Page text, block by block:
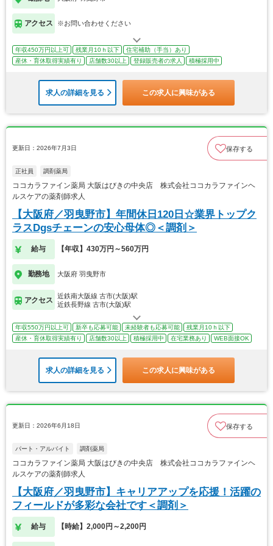
アクセス ※お問い合わせください
年収450万円以上可 残業月10ｈ以下
住宅補助（手当）あり
産休・育休取得実績有り
店舗数30以上 登録販売者の求人 積極採用中
求人の詳細を見る この求人に興味がある
更新日：2026年7月3日 保存する
正社員 調剤薬局
ココカラファイン薬局 大阪はびきの中央店 株式会社ココカラファインヘ
ルスケアの薬剤師求人
【大阪府／羽曳野市】年間休日120日☆業界トップク
ラスDgsチェーンの安心母体◎＜調剤＞
給与 【年収】430万円～560万円
勤務地 大阪府 羽曳野市
アクセス
近鉄南大阪線 古市(大阪)駅
近鉄長野線 古市(大阪)駅
年収550万円以上可 新卒も応募可能 未経験者も応募可能
残業月10ｈ以下
産休・育休取得実績有り
店舗数30以上 積極採用中 在宅業務あり WEB面接OK
求人の詳細を見る この求人に興味がある
更新日：2026年6月18日 保存する
パート・アルバイト 調剤薬局
ココカラファイン薬局 大阪はびきの中央店 株式会社ココカラファインヘ
ルスケアの薬剤師求人
【大阪府／羽曳野市】キャリアアップを応援！活躍の
フィールドが多彩な会社です＜調剤＞
給与 【時給】2,000円～2,200円